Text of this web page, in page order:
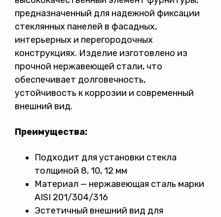
предназначенный для надежной фиксации
стеклянных панелей в фасадных,
интерьерных и перегородочных
конструкциях. Изделие изготовлено из
прочной нержавеющей стали, что
обеспечивает долговечность,
устойчивость к коррозии и современный
внешний вид.
Преимущества:
Подходит для установки стекла
толщиной 8, 10, 12 мм
Материал — нержавеющая сталь марки
AISI 201/304/316
Эстетичный внешний вид для